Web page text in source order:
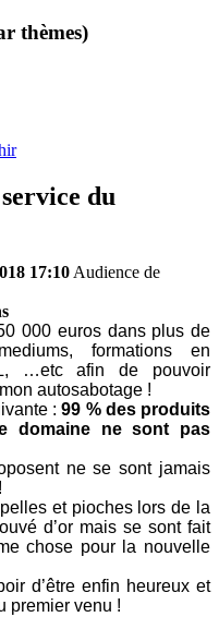
thèmes)
du
17:10 Audience de
000 euros dans plus de
formations en
…etc afin de pouvoir
autosabotage !
:99 % des produits
domaine ne sont pas
ne se sont jamais
et pioches lors de la
d’or mais se sont fait
chose pour la nouvelle
d’être enfin heureux et
premier venu !